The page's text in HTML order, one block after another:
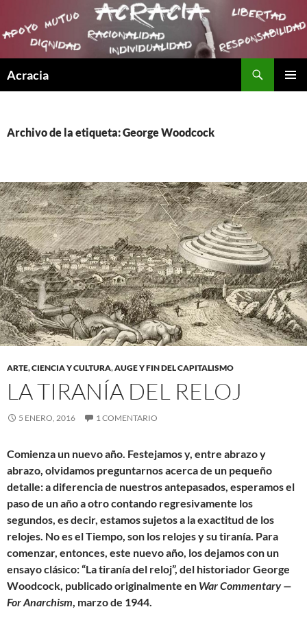
Acracia
Archivo de la etiqueta: George Woodcock
ARTE, CIENCIA Y CULTURA,AUGE Y FIN DEL CAPITALISMO
LA TIRANÍA DEL RELOJ
5 ENERO, 2016 1 COMENTARIO
Comienza un nuevo año. Festejamos y, entre abrazo y
abrazo, olvidamos preguntarnos acerca de un pequeño
detalle: a diferencia de nuestros antepasados, esperamos el
paso de un año a otro contando regresivamente los
segundos, es decir, estamos sujetos a la exactitud de los
relojes. No es el Tiempo, son los relojes y su tiranía. Para
comenzar, entonces, este nuevo año, los dejamos con un
ensayo clásico: “La tiranía del reloj”, del historiador George
Woodcock, publicado originalmente en War Commentary —
For Anarchism, marzo de 1944.